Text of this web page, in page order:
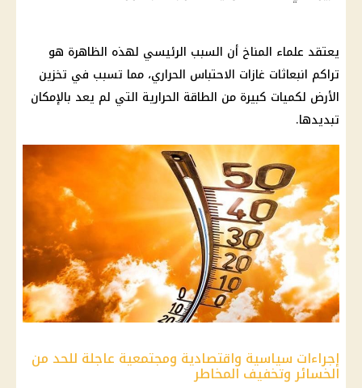
يعتقد علماء المناخ أن السبب الرئيسي لهذه الظاهرة هو
تراكم انبعاثات غازات الاحتباس الحراري، مما تسبب في تخزين
الأرض لكميات كبيرة من الطاقة الحرارية التي لم يعد بالإمكان
تبديدها.
إجراءات سياسية واقتصادية ومجتمعية عاجلة للحد من
الخسائر وتخفيف المخاطر